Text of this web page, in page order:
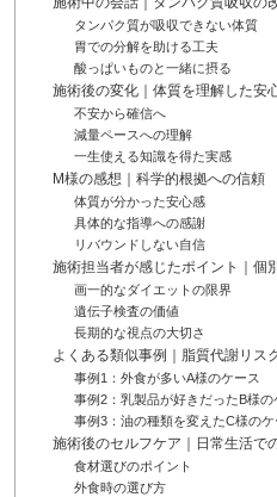
タンパク質が吸収できない体質
胃での分解を助ける工夫
酸っぱいものと一緒に摂る
施術後の変化｜体質を理解した安
不安から確信へ
減量ペースへの理解
一生使える知識を得た実感
M様の感想｜科学的根拠への信頼
体質が分かった安心感
具体的な指導への感謝
リバウンドしない自信
施術担当者が感じたポイント｜個
画一的なダイエットの限界
遺伝子検査の価値
長期的な視点の大切さ
よくある類似事例｜脂質代謝リス
事例1：外食が多いA様のケース
事例2：乳製品が好きだったB様の
事例3：油の種類を変えたC様のケ
施術後のセルフケア｜日常生活で
食材選びのポイント
外食時の選び方